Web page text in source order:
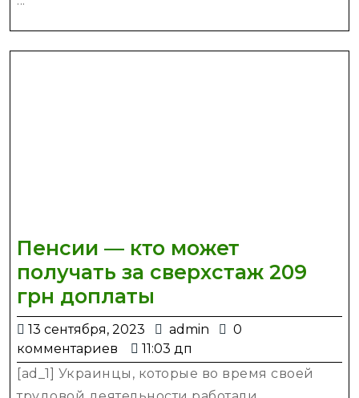
Пенсии — кто может
получать за сверхстаж 209
грн доплаты
—
кто
может
получать
13 сентября, 2023
13
сентября,
2023
admin admin
0
комментариев
11:03 дп
[ad_1] Украинцы, которые во время своей